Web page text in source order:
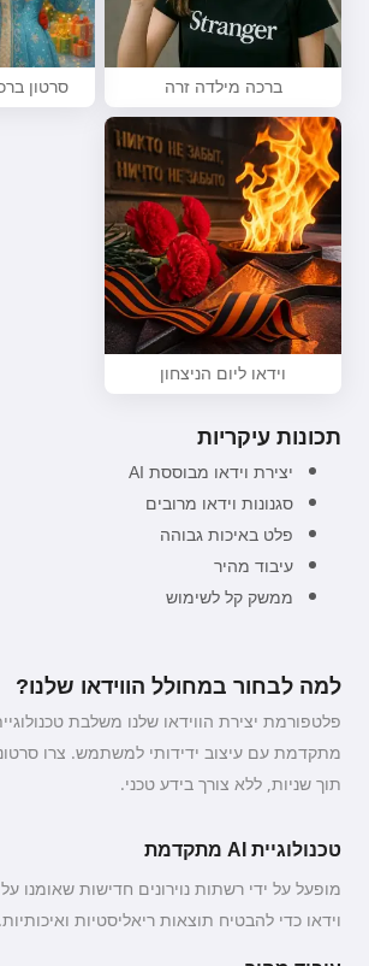
ברכה מילדה זרה סרטון
וידאו ליום הניצחון
תכונות עיקריות
יצירת וידאו מבוססת AI
סגנונות וידאו מרובים
פלט באיכות גבוהה
עיבוד מהיר
ממשק קל לשימוש
למה לבחור במחולל הווידאו שלנו?
פלטפורמת יצירת הווידאו שלנו משלבת
מתקדמת עם עיצוב ידידותי למשתמש. צרו
תוך שניות, ללא צורך בידע טכני.
טכנולוגיית AI מתקדמת
מופעל על ידי רשתות נוירונים חדישות שאומנו על
וידאו כדי להבטיח תוצאות ריאליסטיות ואיכותיות.